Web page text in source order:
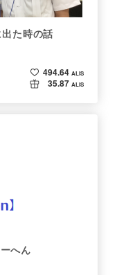
た時の話
494.64 ALIS
35.87 ALIS
へん